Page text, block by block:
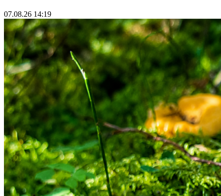
07.08.26 14:19